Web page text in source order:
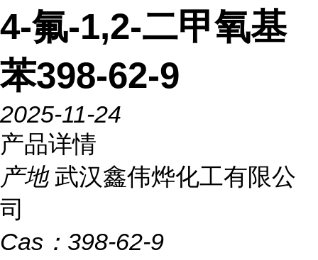
4-氟-1,2-二甲氧基
苯398-62-9
2025-11-24
产品详情
产地 武汉鑫伟烨化工有限公
司
Cas： 398-62-9